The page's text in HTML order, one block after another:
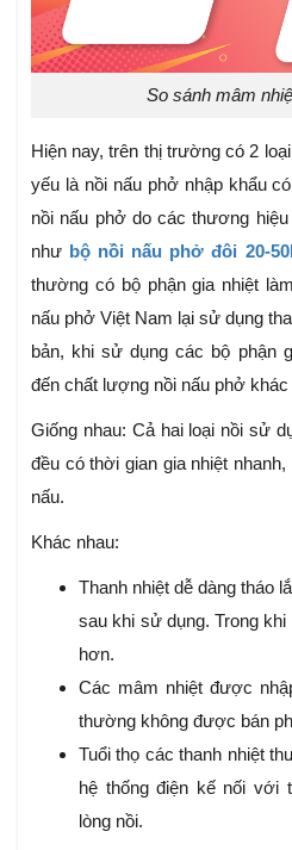
So sánh mâm
Hiện nay, trên thị trường có 2
yếu là nồi nấu phở nhập khẩu
nồi nấu phở do các thương
như bộ nồi nấu phở đôi 20-
thường có bộ phận gia nhiệt
nấu phở Việt Nam lại sử dụng
bản, khi sử dụng các bộ phận
đến chất lượng nồi nấu phở khác
Giống nhau: Cả hai loại nồi sử
đều có thời gian gia nhiệt
nấu.
Khác nhau:
Thanh nhiệt dễ dàng tháo
sau khi sử dụng. Trong
hơn.
Các mâm nhiệt được
thường không được bán
Tuổi thọ các thanh nhiệt
hệ thống điện kế nối với
lòng nồi.